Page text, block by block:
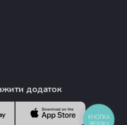
додаток
КНОПКА
ЗВ'ЯЗКУ